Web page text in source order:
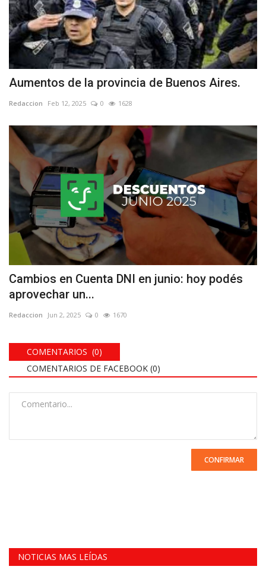
Aumentos de la provincia de Buenos Aires.
Redaccion Feb 12, 2025 0 1628
Cambios en Cuenta DNI en junio: hoy podés
aprovechar un...
Redaccion Jun 2, 2025 0 1670
COMENTARIOS (0)
COMENTARIOS DE FACEBOOK (0)
CONFIRMAR
NOTICIAS MAS LEÍDAS